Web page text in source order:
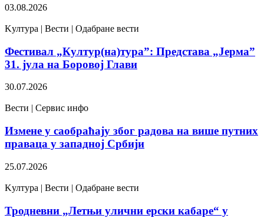
03.08.2026
Kултура | Вести | Одабране вести
Фестивал „Култур(на)тура”: Представа „Јерма”
31. јула на Боровој Глави
30.07.2026
Вести | Сервис инфо
Измене у саобраћају због радова на више путних
праваца у западној Србији
25.07.2026
Kултура | Вести | Одабране вести
Тродневни „Летњи улични ерски кабаре“ у